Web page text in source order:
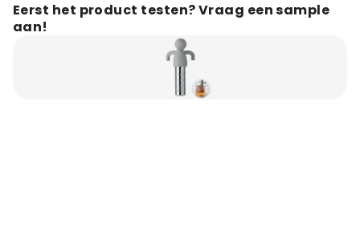
Eerst het product testen? Vraag een sample
aan!